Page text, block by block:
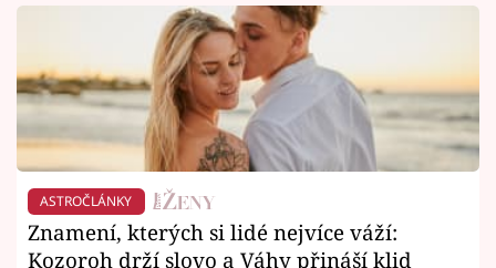
ASTROČLÁNKY
Znamení, kterých si lidé nejvíce váží:
Kozoroh drží slovo a Váhy přináší klid